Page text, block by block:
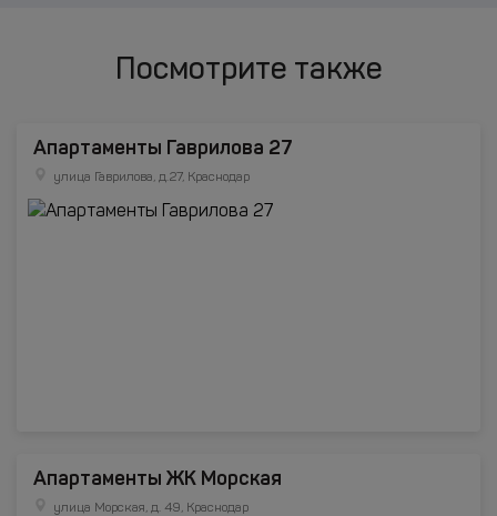
Посмотрите также
Апартаменты Гаврилова 27
улица Гаврилова, д.27, Краснодар
Апартаменты ЖК Морская
улица Морская, д. 49, Краснодар